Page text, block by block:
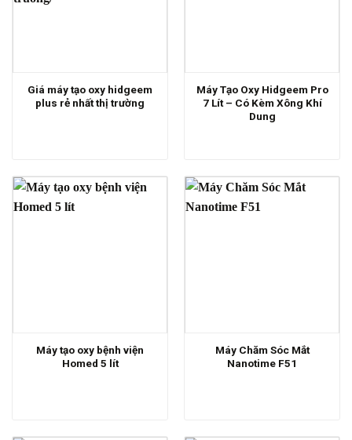
Giá máy tạo oxy hidgeem
plus rẻ nhất thị trường
Máy Tạo Oxy Hidgeem Pro
7 Lít – Có Kèm Xông Khí
Dung
Máy tạo oxy bệnh viện
Homed 5 lít
Máy Chăm Sóc Mắt
Nanotime F51